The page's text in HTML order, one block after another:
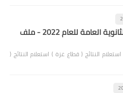
نتائج امتحان الثانوية العامة للعام 2022 - ملف
النتائج ( قطاع غزة ) استعلام النتائج (